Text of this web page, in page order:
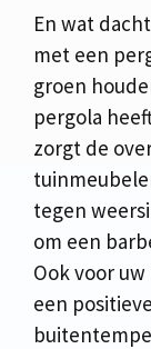
En wat
met een
groen
pergola
zorgt de
tegen
om een
Ook voor
een